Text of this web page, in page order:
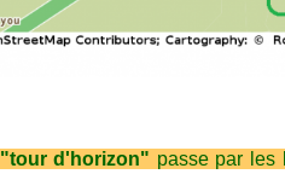
"tour d'horizon" passe par les